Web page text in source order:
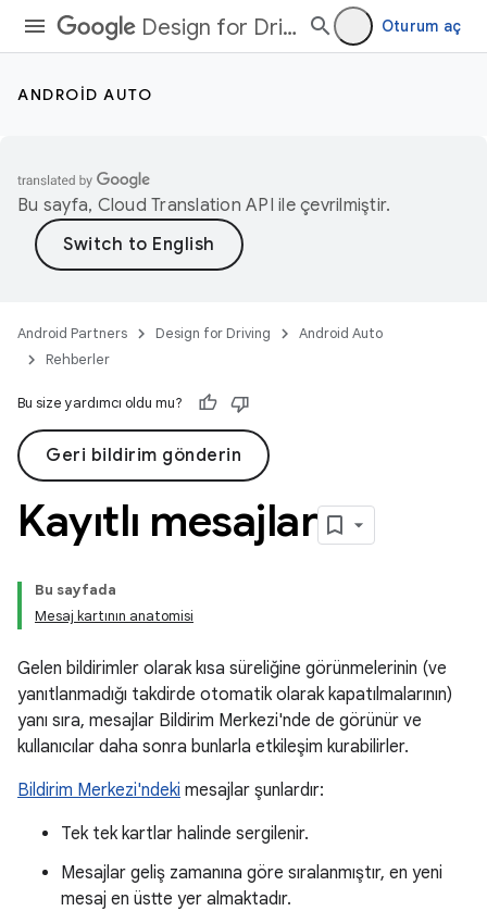
Design for Driving Oturum aç
ANDROID AUTO
Bu sayfa, Cloud Translation API ile çevrilmiştir.
Android Partners Design for Driving
Android Auto
Rehberler
Bu size yardımcı oldu mu?
Geri bildirim gönderin
Kayıtlı mesajlar
Bu sayfada
Mesaj kartının anatomisi
Gelen bildirimler olarak kısa süreliğine görünmelerinin (ve
yanıtlanmadığı takdirde otomatik olarak kapatılmalarının)
yanı sıra, mesajlar Bildirim Merkezi'nde de görünür ve
kullanıcılar daha sonra bunlarla etkileşim kurabilirler.
Bildirim Merkezi'ndeki mesajlar şunlardır:
Tek tek kartlar halinde sergilenir.
Mesajlar geliş zamanına göre sıralanmıştır, en yeni
mesaj en üstte yer almaktadır.